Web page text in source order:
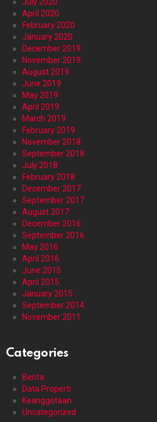
April 2020
February 2020
January 2020
December 2019
November 2019
August 2019
June 2019
May 2019
April 2019
March 2019
February 2019
November 2018
September 2018
July 2018
February 2018
December 2017
September 2017
August 2017
December 2016
September 2016
May 2016
April 2016
June 2015
April 2015
January 2015
September 2014
November 2011
Categories
Berita
Data Properti
Keanggotaan
Uncategorized